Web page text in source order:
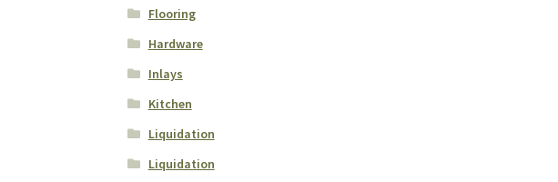
Flooring
Hardware
Inlays
Kitchen
Liquidation
Liquidation